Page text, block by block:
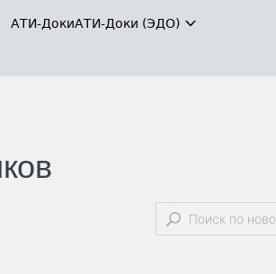
АТИ-ДокиАТИ-Доки (ЭДО)